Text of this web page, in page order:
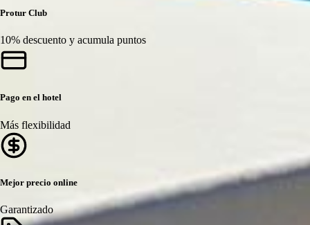
Protur Club
10% descuento y acumula puntos
Pago en el hotel
Más flexibilidad
Mejor precio online
Garantizado